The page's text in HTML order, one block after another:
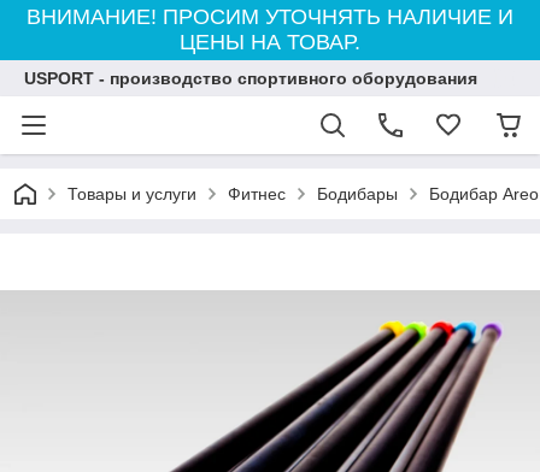
ВНИМАНИЕ! ПРОСИМ УТОЧНЯТЬ НАЛИЧИЕ И
ЦЕНЫ НА ТОВАР.
USPORT - производство спортивного оборудования
Товары и услуги Фитнес Бодибары Бодибар Areo